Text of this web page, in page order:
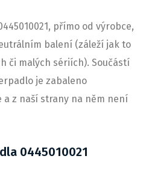
přímo od výrobce,
balení (záleží jak to
či malých sériích). Součástí
je zabaleno
a z naší strany na něm není
0445010021